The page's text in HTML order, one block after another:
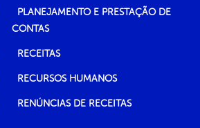
PLANEJAMENTO E PRESTAÇÃO DE
CONTAS
RECEITAS
RECURSOS HUMANOS
RENÚNCIAS DE RECEITAS